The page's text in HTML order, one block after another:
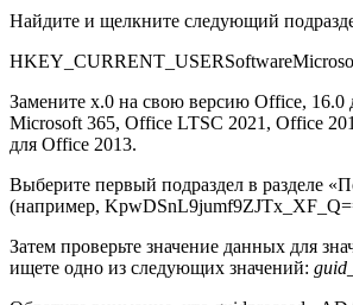
Найдите и щелкните следующий
Замените x.0 на свою версию Office, 16.0
Microsoft 365, Office LTSC 2021, Office
для Office 2013.
Выберите первый подраздел в разделе
(например,
Затем проверьте значение данных для
ищете одно из следующих значений: